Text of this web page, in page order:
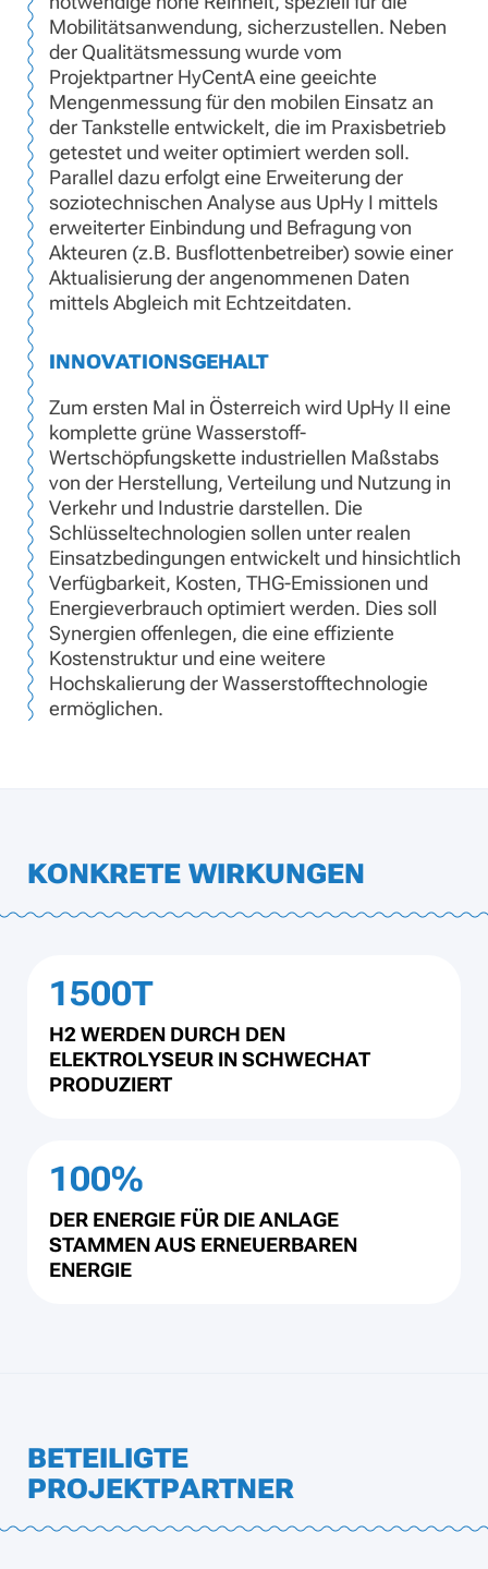
Mobilitätsanwendung, sicherzustellen. Neben
der Qualitätsmessung wurde vom
Projektpartner HyCentA eine geeichte
Mengenmessung für den mobilen Einsatz an
der Tankstelle entwickelt, die im Praxisbetrieb
getestet und weiter optimiert werden soll.
Parallel dazu erfolgt eine Erweiterung der
soziotechnischen Analyse aus UpHy I mittels
erweiterter Einbindung und Befragung von
Akteuren (z.B. Busflottenbetreiber) sowie einer
Aktualisierung der angenommenen Daten
mittels Abgleich mit Echtzeitdaten.
INNOVATIONSGEHALT
Zum ersten Mal in Österreich wird UpHy II eine
komplette grüne Wasserstoff-
Wertschöpfungskette industriellen Maßstabs
von der Herstellung, Verteilung und Nutzung in
Verkehr und Industrie darstellen. Die
Schlüsseltechnologien sollen unter realen
Einsatzbedingungen entwickelt und hinsichtlich
Verfügbarkeit, Kosten, THG-Emissionen und
Energieverbrauch optimiert werden. Dies soll
Synergien offenlegen, die eine effiziente
Kostenstruktur und eine weitere
Hochskalierung der Wasserstofftechnologie
ermöglichen.
KONKRETE WIRKUNGEN
1500T
H2 WERDEN DURCH DEN
ELEKTROLYSEUR IN SCHWECHAT
PRODUZIERT
100%
DER ENERGIE FÜR DIE ANLAGE
STAMMEN AUS ERNEUERBAREN
ENERGIE
BETEILIGTE
PROJEKTPARTNER